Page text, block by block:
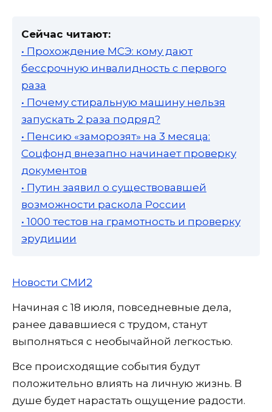
Сейчас читают:
• Прохождение МСЭ: кому дают
бессрочную инвалидность с первого
раза
• Почему стиральную машину нельзя
запускать 2 раза подряд?
• Пенсию «заморозят» на 3 месяца:
Соцфонд внезапно начинает проверку
документов
• Путин заявил о существовавшей
возможности раскола России
• 1000 тестов на грамотность и проверку
эрудиции
Новости СМИ2
Начиная с 18 июля, повседневные дела,
ранее дававшиеся с трудом, станут
выполняться с необычайной легкостью.
Все происходящие события будут
положительно влиять на личную жизнь. В
душе будет нарастать ощущение радости.